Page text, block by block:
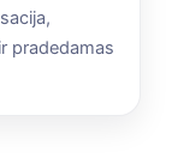
pradedamas